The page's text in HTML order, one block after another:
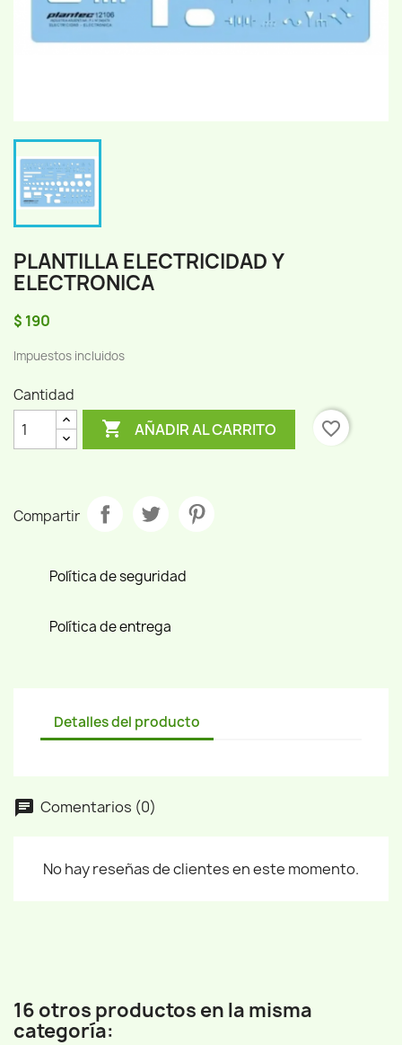
PLANTILLA ELECTRICIDAD Y
ELECTRONICA
$ 190
Impuestos incluidos
Cantidad
 AÑADIR AL CARRITO favorite_border
Compartir
Política de seguridad
Política de entrega
Detalles del producto
Comentarios (0)
No hay reseñas de clientes en este momento.
16 otros productos en la misma
categoría: